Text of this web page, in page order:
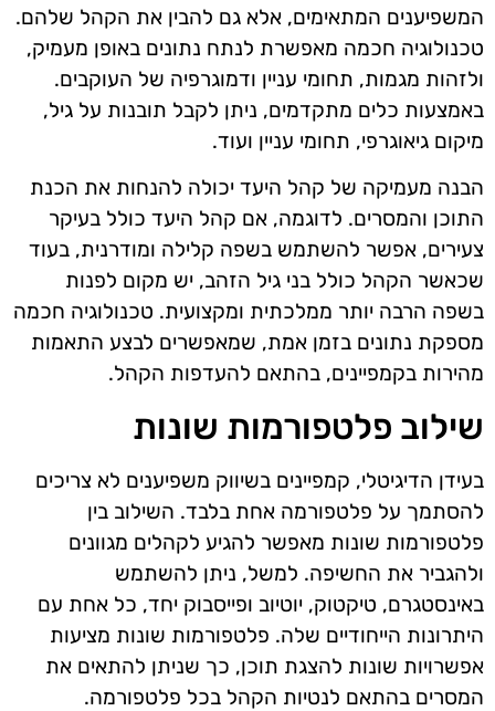
המשפיענים המתאימים, אלא גם להבין את הקהל שלהם.
טכנולוגיה חכמה מאפשרת לנתח נתונים באופן מעמיק,
ולזהות מגמות, תחומי עניין ודמוגרפיה של העוקבים.
באמצעות כלים מתקדמים, ניתן לקבל תובנות על גיל,
מיקום גיאוגרפי, תחומי עניין ועוד.
הבנה מעמיקה של קהל היעד יכולה להנחות את הכנת
התוכן והמסרים. לדוגמה, אם קהל היעד כולל בעיקר
צעירים, אפשר להשתמש בשפה קלילה ומודרנית, בעוד
שכאשר הקהל כולל בני גיל הזהב, יש מקום לפנות
בשפה הרבה יותר ממלכתית ומקצועית. טכנולוגיה חכמה
מספקת נתונים בזמן אמת, שמאפשרים לבצע התאמות
מהירות בקמפיינים, בהתאם להעדפות הקהל.
שילוב פלטפורמות שונות
בעידן הדיגיטלי, קמפיינים בשיווק משפיענים לא צריכים
להסתמך על פלטפורמה אחת בלבד. השילוב בין
פלטפורמות שונות מאפשר להגיע לקהלים מגוונים
ולהגביר את החשיפה. למשל, ניתן להשתמש
באינסטגרם, טיקטוק, יוטיוב ופייסבוק יחד, כל אחת עם
היתרונות הייחודיים שלה. פלטפורמות שונות מציעות
אפשרויות שונות להצגת תוכן, כך שניתן להתאים את
המסרים בהתאם לנטיות הקהל בכל פלטפורמה.